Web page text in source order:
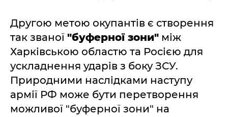
Другою метою окупантів є створення
так званої "буферної зони" між
Харківською областю та Росією для
ускладнення ударів з боку ЗСУ.
Природними наслідками наступу
армії РФ може бути перетворення
можливої "буферної зони" на